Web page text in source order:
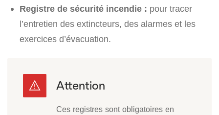
Registre de sécurité incendie : pour tracer
l’entretien des extincteurs, des alarmes et les
exercices d’évacuation.
Ces registres sont obligatoires en